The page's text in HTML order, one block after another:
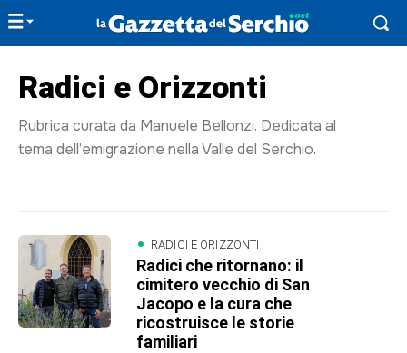
Redazione
Per repliche, comunicati stampa, lettere,
Radici e Orizzonti
Rubrica curata da Manuele Bellonzi. Dedicata al
tema dell’emigrazione nella Valle del Serchio.
RADICI E ORIZZONTI
Radici che ritornano: il
cimitero vecchio di San
Jacopo e la cura che
ricostruisce le storie
familiari